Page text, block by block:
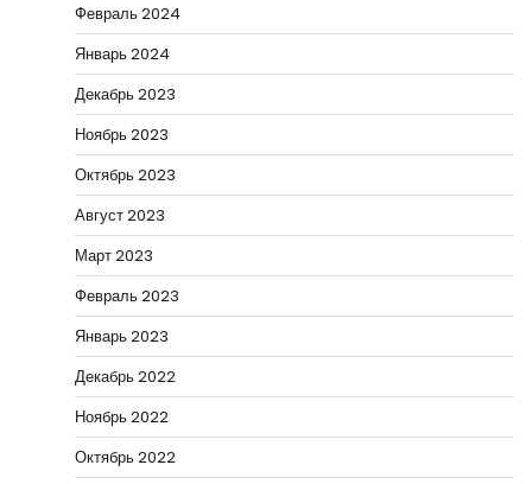
Февраль 2024
Январь 2024
Декабрь 2023
Ноябрь 2023
Октябрь 2023
Август 2023
Март 2023
Февраль 2023
Январь 2023
Декабрь 2022
Ноябрь 2022
Октябрь 2022